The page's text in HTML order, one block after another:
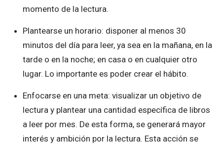
momento de la lectura.
Plantearse un horario: disponer al menos 30
minutos del día para leer, ya sea en la mañana, en la
tarde o en la noche; en casa o en cualquier otro
lugar. Lo importante es poder crear el hábito.
Enfocarse en una meta: visualizar un objetivo de
lectura y plantear una cantidad específica de libros
a leer por mes. De esta forma, se generará mayor
interés y ambición por la lectura. Esta acción se